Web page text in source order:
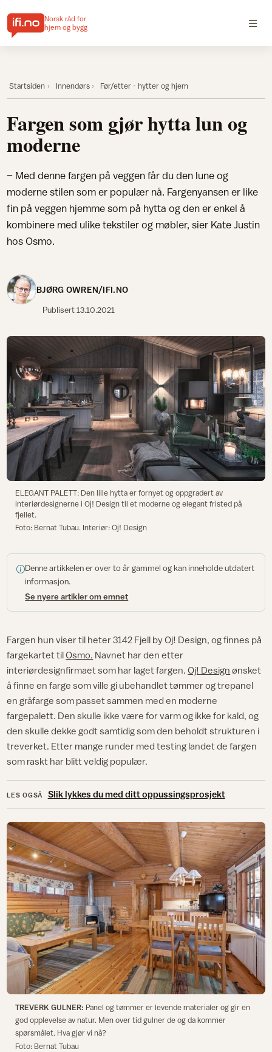
Norsk råd for
hjem og bygg
Startsiden Innendørs Før/etter - hytter og hjem
Fargen som gjør hytta lun og
moderne
– Med denne fargen på veggen får du den lune og
moderne stilen som er populær nå. Fargenyansen er like
fin på veggen hjemme som på hytta og den er enkel å
kombinere med ulike tekstiler og møbler, sier Kate Justin
hos Osmo.
BJØRG OWREN/IFI.NO
Publisert13.10.2021
ELEGANT PALETT: Den lille hytta er fornyet og oppgradert av
interiørdesignerne i Oj! Design til et moderne og elegant fristed på
fjellet.
Foto: Bernat Tubau. Interiør: Oj! Design
Denne artikkelen er over to år gammel og kan inneholde utdatert
informasjon.
Se nyere artikler om emnet
Fargen hun viser til heter 3142 Fjell by Oj! Design, og finnes på
fargekartet tilOsmo. Navnet har den etter
interiørdesignfirmaet som har laget fargen.Oj! Design ønsket
å finne en farge som ville gi ubehandlet tømmer og trepanel
en gråfarge som passet sammen med en moderne
fargepalett. Den skulle ikke være for varm og ikke for kald, og
den skulle dekke godt samtidig som den beholdt strukturen i
treverket. Etter mange runder med testing landet de fargen
som raskt har blitt veldig populær.
LES OGSÅ Slik lykkes du med ditt oppussingsprosjekt
TREVERK GULNER: Panel og tømmer er levende materialer og gir en
god opplevelse av natur. Men over tid gulner de og da kommer
spørsmålet. Hva gjør vi nå?
Foto: Bernat Tubau